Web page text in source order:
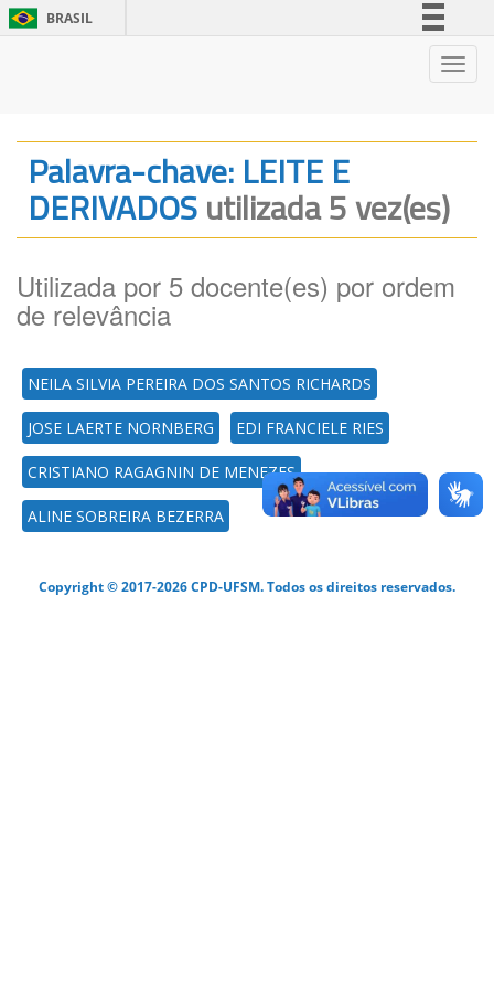
BRASIL
Legislação
Canais
Palavra-chave: LEITE E
DERIVADOSutilizada 5 vez(es)
Utilizada por 5 docente(es) por ordem
de relevância
NEILA SILVIA PEREIRA DOS SANTOS RICHARDS
JOSE LAERTE NORNBERG EDI FRANCIELE RIES
CRISTIANO RAGAGNIN DE MENEZES
ALINE SOBREIRA BEZERRA
Copyright © 2017-2026 CPD-UFSM. Todos os direitos reservados.